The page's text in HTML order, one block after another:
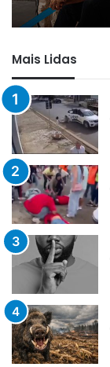
Mais Lidas